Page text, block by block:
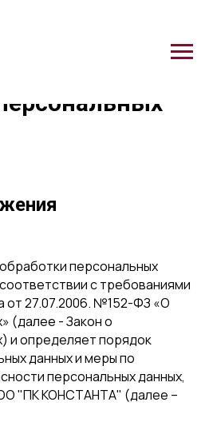
персональных
с требованиями
от 27.07.2006. №152-ФЗ «О
(далее - Закон о
и определяет порядок
данных и меры по
персональных данных,
"ПК КОНСТАНТА" (далее –